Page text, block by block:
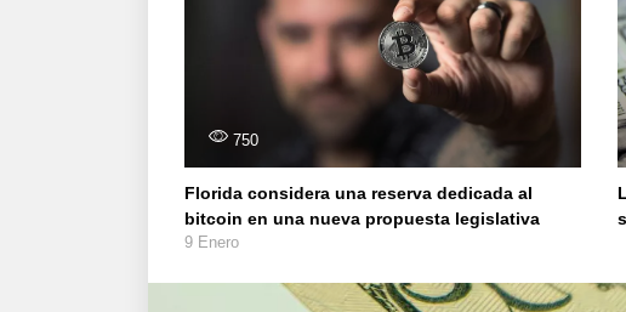
750
Florida considera una reserva dedicada al
bitcoin en una nueva propuesta legislativa
9 Enero